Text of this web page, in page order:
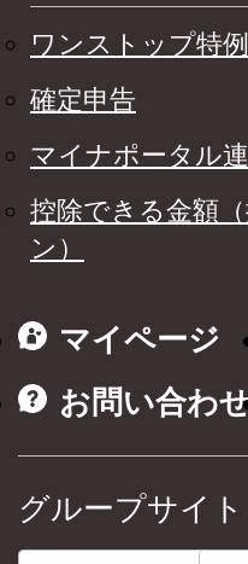
ワンストップ特
確定申告
マイナポータル
控除できる金額
ン）
マイページ
お問い合わ
グループサイト